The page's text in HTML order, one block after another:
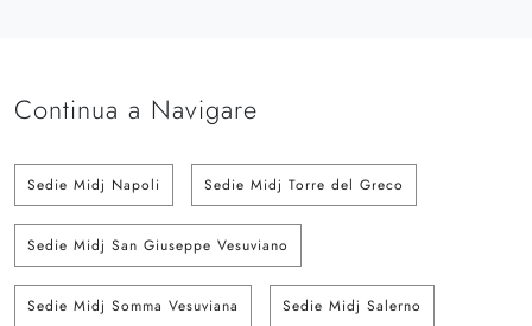
Continua a Navigare
Sedie Midj Napoli Sedie Midj Torre del Greco
Sedie Midj San Giuseppe Vesuviano
Sedie Midj Somma Vesuviana Sedie Midj Salerno